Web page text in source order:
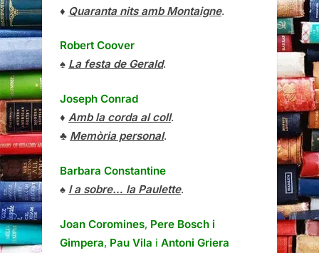
♦ Quaranta nits amb Montaigne.
Robert Coover
♠ La festa de Gerald.
Joseph Conrad
♦ Amb la corda al coll.
♣ Memòria personal.
Barbara Constantine
♠ I a sobre… la Paulette.
Joan Coromines, Pere Bosch i
Gimpera, Pau Vila i Antoni Griera